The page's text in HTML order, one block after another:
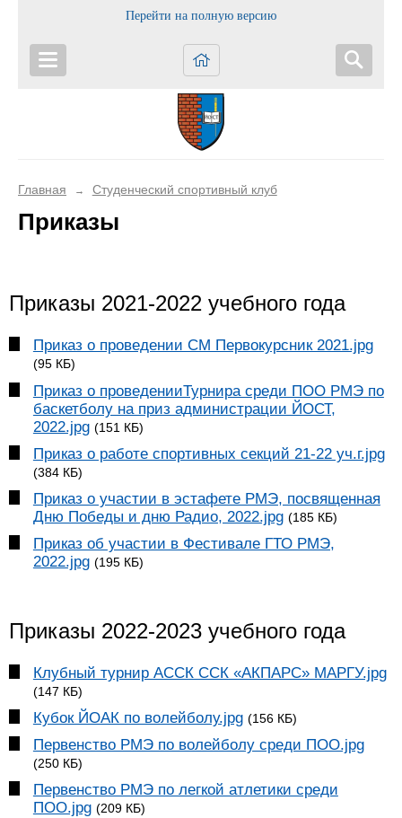
Перейти на полную версию
Главная → Студенческий спортивный клуб
Приказы
Приказы 2021-2022 учебного года
Приказ о проведении СМ Первокурсник 2021.jpg
(95 КБ)
Приказ о проведенииТурнира среди ПОО РМЭ по
баскетболу на приз администрации ЙОСТ,
2022.jpg (151 КБ)
Приказ о работе спортивных секций 21-22 уч.г.jpg
(384 КБ)
Приказ о участии в эстафете РМЭ, посвященная
Дню Победы и дню Радио, 2022.jpg (185 КБ)
Приказ об участии в Фестивале ГТО РМЭ,
2022.jpg (195 КБ)
Приказы 2022-2023 учебного года
Клубный турнир АССК ССК «АКПАРС» МАРГУ.jpg
(147 КБ)
Кубок ЙОАК по волейболу.jpg (156 КБ)
Первенство РМЭ по волейболу среди ПОО.jpg
(250 КБ)
Первенство РМЭ по легкой атлетики среди
ПОО.jpg (209 КБ)